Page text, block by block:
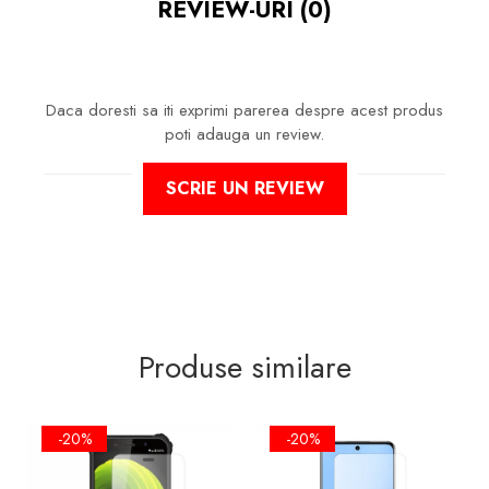
LA ZGARIETURI, ASIGURA SI UN
NU MODIFICAIN NICI UN FEL
FUNCTIONALITATEA NORMALA
CONTINUARE!
FOLIA ESTE DECUPATA
REVIEW-URI (0)
Daca doresti sa iti exprimi parerea despre acest produs
poti adauga un review.
SCRIE UN REVIEW
Produse similare
-20% -20%